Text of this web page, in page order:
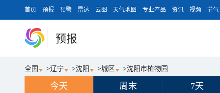
首页 预报 预警 雷达 云图 天气地图 专业产品 资讯 视频 节气
预报
全国 >辽宁 >沈阳 >城区 >沈阳市植物园
今天 周末 7天